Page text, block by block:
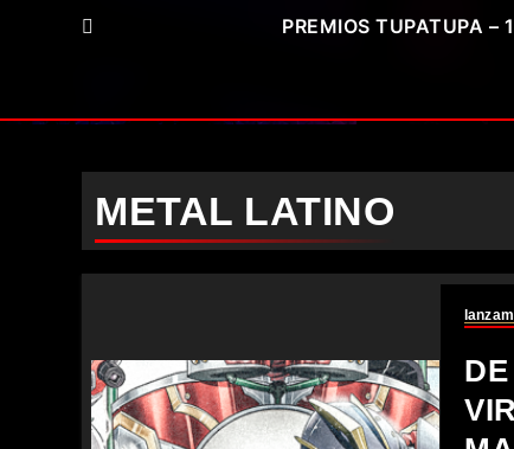
PREMIOS TUPATUPA –
METAL LATINO